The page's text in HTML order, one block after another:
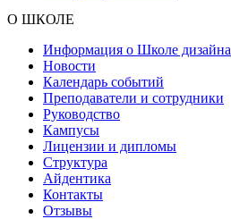
О ШКОЛЕ
Информация о Школе дизайна
Новости
Календарь событий
Преподаватели и сотрудники
Руководство
Кампусы
Лицензии и дипломы
Структура
Айдентика
Контакты
Отзывы